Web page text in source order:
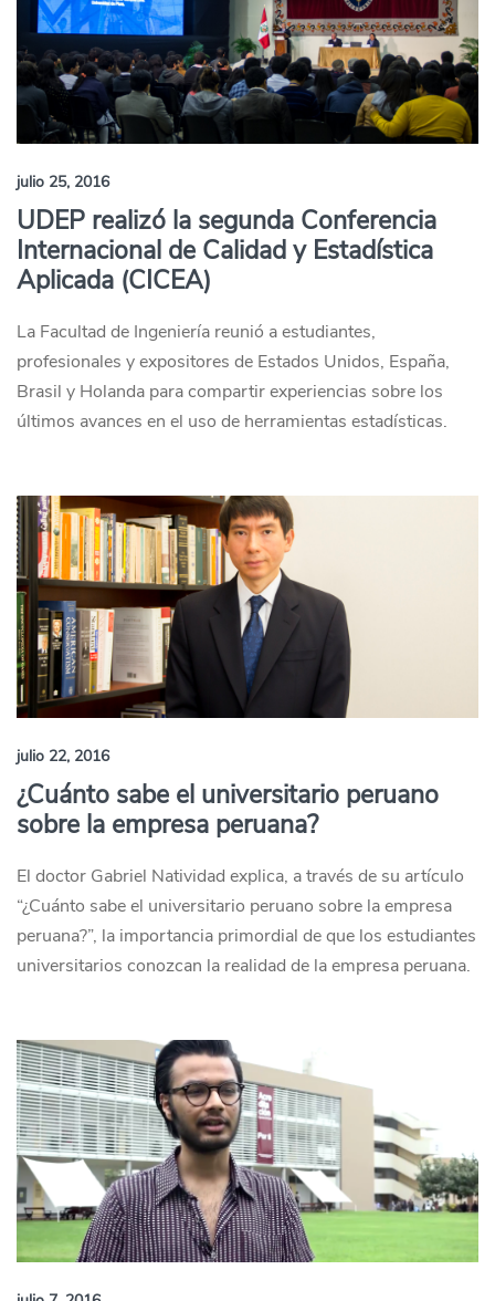
julio 25, 2016
UDEP realizó la segunda Conferencia
Internacional de Calidad y Estadística
Aplicada (CICEA)
La Facultad de Ingeniería reunió a estudiantes,
profesionales y expositores de Estados Unidos, España,
Brasil y Holanda para compartir experiencias sobre los
últimos avances en el uso de herramientas estadísticas.
julio 22, 2016
¿Cuánto sabe el universitario peruano
sobre la empresa peruana?
El doctor Gabriel Natividad explica, a través de su artículo
“¿Cuánto sabe el universitario peruano sobre la empresa
peruana?”, la importancia primordial de que los estudiantes
universitarios conozcan la realidad de la empresa peruana.